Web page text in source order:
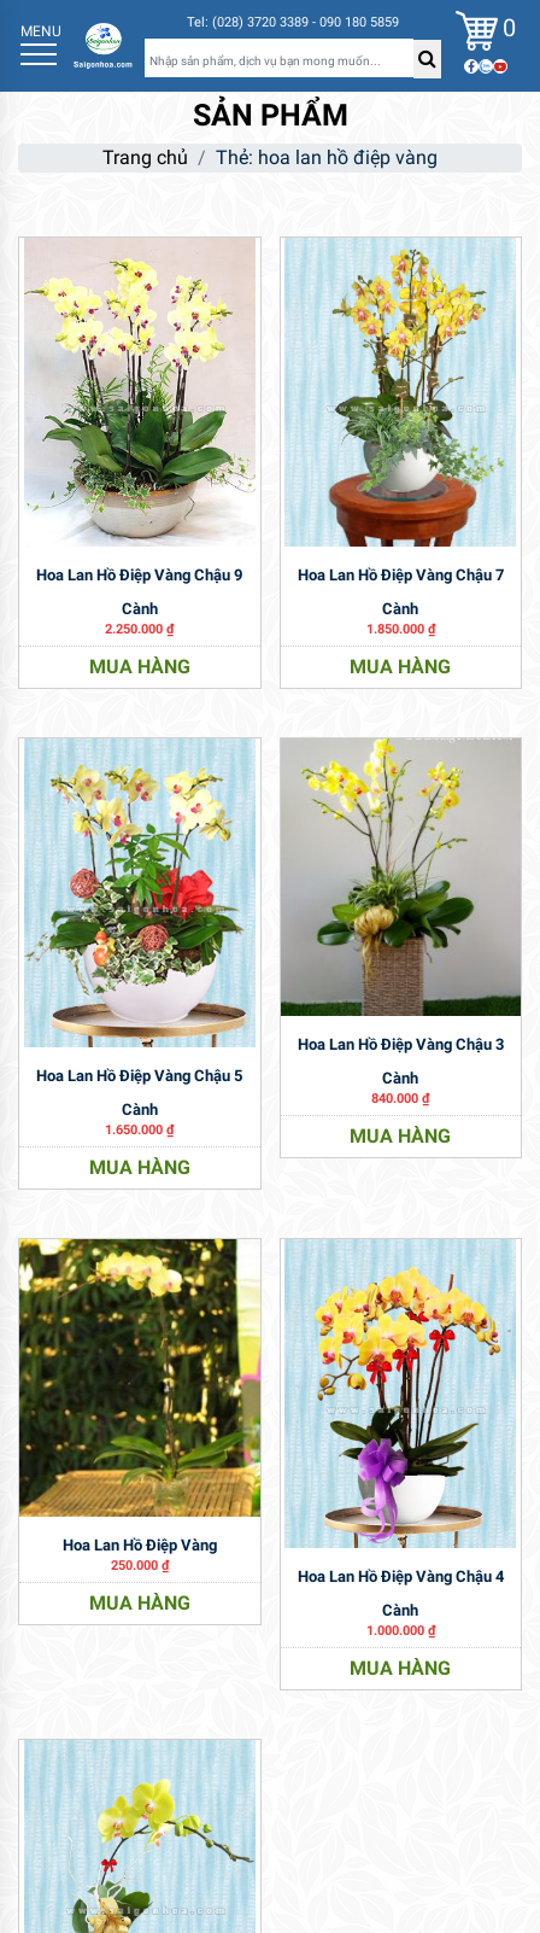
MENU Tel: (028) 3720 3389 - 090 180 5859 0
SẢN PHẨM
Trang chủ Thẻ: hoa lan hồ điệp vàng
Hoa Lan Hồ Điệp Vàng Chậu 9
Cành
2.250.000₫
MUA HÀNG
Hoa Lan Hồ Điệp Vàng Chậu 7
Cành
1.850.000 ₫
MUA HÀNG
Hoa Lan Hồ Điệp Vàng Chậu 5
Cành
1.650.000₫
MUA HÀNG
Hoa Lan Hồ Điệp Vàng Chậu 3
Cành
840.000₫
MUA HÀNG
Hoa Lan Hồ Điệp Vàng
250.000 ₫
MUA HÀNG
Hoa Lan Hồ Điệp Vàng Chậu 4
Cành
1.000.000 ₫
MUA HÀNG